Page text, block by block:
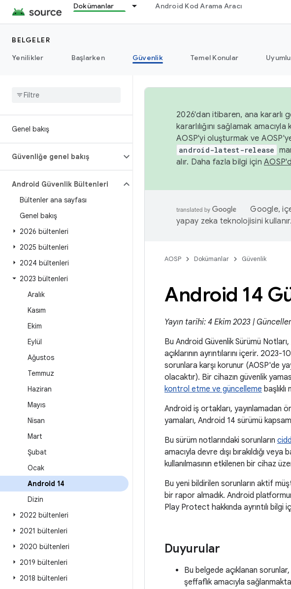
Dokümanlar Android Kod Arama Aracı
BELGELER
Yenilikler
Başlarken Güvenlik Temel Konular
Genel bakış
Güvenliğe genel bakış
Android Güvenlik Bültenleri
Bültenler ana sayfası
Genel bakış
2026 bültenleri
2025 bültenleri
2024 bültenleri
2023 bültenleri
Aralık
Kasım
Ekim
Eylül
Ağustos
Temmuz
Haziran
Mayıs
Nisan
Mart
Şubat
Ocak
Android 14
Dizin
2022 bültenleri
2021 bültenleri
2020 bültenleri
2019 bültenleri
2018 bültenleri
2026'dan itibaren, ana kararlı
kararlılığını sağlamak
AOSP'yi oluşturmak ve
android-latest-release
alır. Daha fazla bilgi için
Google,
yapay zeka teknolojisini
AOSP Dokümanlar Güvenlik
Android 14
Yayın tarihi: 4 Ekim 2023 |
Bu Android Güvenlik Sürümü
açıklarının ayrıntılarını içerir.
sorunlara karşı korunur (AOSP'de
olacaktır). Bir cihazın güvenlik
kontrol etme ve güncelleme
Android iş ortakları, yayınlamadan
yamaları, Android 14 sürümü
Bu sürüm notlarındaki sorunların
amacıyla devre dışı bırakıldığı
kullanılmasının etkilenen bir cihaz
Bu yeni bildirilen sorunların aktif
bir rapor almadık. Android
Play Protect hakkında ayrıntılı bilgi
Duyurular
Bu belgede açıklanan
şeffaflık amacıyla